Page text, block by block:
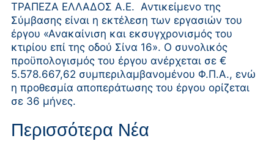
ΤΡΑΠΕΖΑ ΕΛΛΑΔΟΣ Α.Ε. Αντικείμενο της
Σύμβασης είναι η εκτέλεση των εργασιών του
έργου «Ανακαίνιση και εκσυγχρονισμός του
κτιρίου επί της οδού Σίνα 16». Ο συνολικός
προϋπολογισμός του έργου ανέρχεται σε €
5.578.667,62 συμπεριλαμβανομένου Φ.Π.Α., ενώ
η προθεσμία αποπεράτωσης του έργου ορίζεται
σε 36 μήνες.
Περισσότερα Νέα